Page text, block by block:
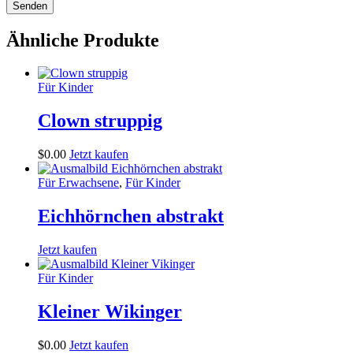
Ähnliche Produkte
Für Kinder
Clown struppig
$0.00 Jetzt kaufen
Für Erwachsene, Für Kinder
Eichhörnchen abstrakt
Jetzt kaufen
Für Kinder
Kleiner Wikinger
$0.00 Jetzt kaufen